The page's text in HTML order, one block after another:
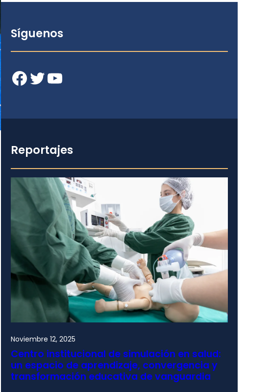
Síguenos
Facebook Twitter YouTube
Reportajes
Noviembre 12, 2025
Centro institucional de simulación en salud:
un espacio de aprendizaje, convergencia y
transformación educativa de vanguardia